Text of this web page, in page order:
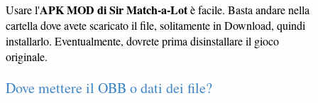
Usare l'APK MOD di Sir Match-a-Lotè facile. Basta andare nella
cartella dove avete scaricato il file, solitamente in Download, quindi
installarlo. Eventualmente, dovrete prima disinstallare il gioco
originale.
Dove mettere il OBB o dati dei file?